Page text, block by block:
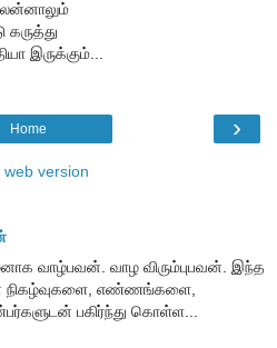
கருத்து
இருக்கும்...
›
Home
web version
வாழ்பவன். வாழ விரும்புபவன். இந்த
நிகழ்வுகளை, எண்ணங்களை,
பகிர்ந்து கொள்ள...